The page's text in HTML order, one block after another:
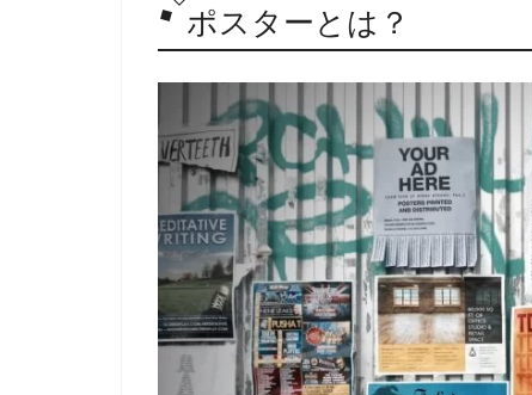
ポスターとは？